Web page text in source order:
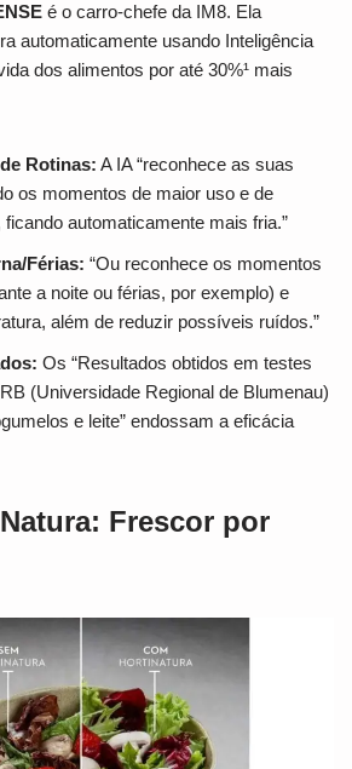
é o carro-chefe da IM8. Ela
automaticamente usando Inteligência
dos alimentos por até 30%¹ mais
Rotinas: A IA “reconhece as suas
os momentos de maior uso e de
automaticamente mais fria.”
Férias: “Ou reconhece os momentos
a noite ou férias, por exemplo) e
além de reduzir possíveis ruídos.”
Os “Resultados obtidos em testes
(Universidade Regional de Blumenau)
e leite” endossam a eficácia
Frescor por